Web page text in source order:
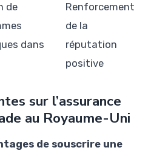
de
dans
Renforcement
de la
réputation
positive
sur l’assurance
au Royaume-Uni
de souscrire une